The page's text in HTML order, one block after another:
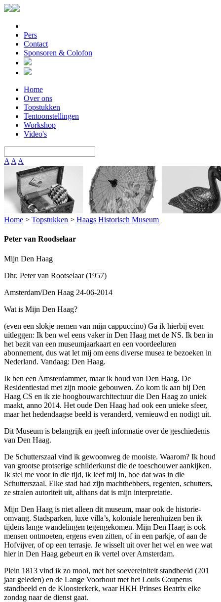
Pers
Contact
Sponsoren & Colofon
Home
Over ons
Topstukken
Tentoonstellingen
Workshop
Video's
A A A
Home > Topstukken > Haags Historisch Museum
Peter van Roodselaar
Mijn Den Haag
Dhr. Peter van Rootselaar (1957)
Amsterdam/Den Haag 24-06-2014
Wat is Mijn Den Haag?
(even een slokje nemen van mijn cappuccino) Ga ik hierbij even
uitleggen: Ik ben wel eens vaker in Den Haag met de NS. Ik ben in
het bezit van een museumjaarkaart en een voordeeluren
abonnement, dus wat let mij om eens diverse musea te bezoeken in
Nederland. Vandaag: Den Haag.
Ik ben een Amsterdammer, maar ik houd van Den Haag. De
Residentiestad met zijn mooie gebouwen. Zo kom ik aan bij Den
Haag CS en ik zie hoogbouwarchitectuur die Den Haag zo uniek
maakt, anno 2014. Het oude Den Haag had ook een unieke sfeer,
maar het hedendaagse beeld is veranderd, vernieuwd en nodigt uit.
Dit Museum is belangrijk en geeft informatie over de geschiedenis
van Den Haag.
De Schutterszaal vind ik gewoonweg de mooiste. Waarom? Ik houd
van grootse protserige schilderkunst die de toeschouwer aankijken.
Ik stel me voor in die tijd, ik leef mij in, hoe dat was in die
Schutterszaal. Elke stad had zijn machthebbers, regenten, schutters,
ze stralen autoriteit uit, althans dat is mijn interpretatie.
Mijn Den Haag is niet alleen dit museum, maar ook de historie-
omvang. Stadsparken, luxe villa’s, koloniale herenhuizen ben ik
tijdens lange wandelingen tegengekomen. Mijn Den Haag is ook
mensen ontmoeten, ergens even zitten, of in een parkje, of aan de
Hofvijver, of op een terrasje. Je wisselt uit over het wel en wee wat
hier in Den Haag gebeurt en ik vertel over Amsterdam.
Plein 1813 vind ik zo mooi, met het soevereiniteit standbeeld (201
jaar geleden) en de Lange Voorhout met het Louis Couperus
standbeeld en de Kloosterkerk, waar HKH Prinses Beatrix elke
zondag naar de dienst gaat.